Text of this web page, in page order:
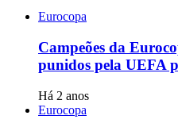
Eurocopa
Campeões da
punidos pela UEFA
Há 2 anos
Eurocopa